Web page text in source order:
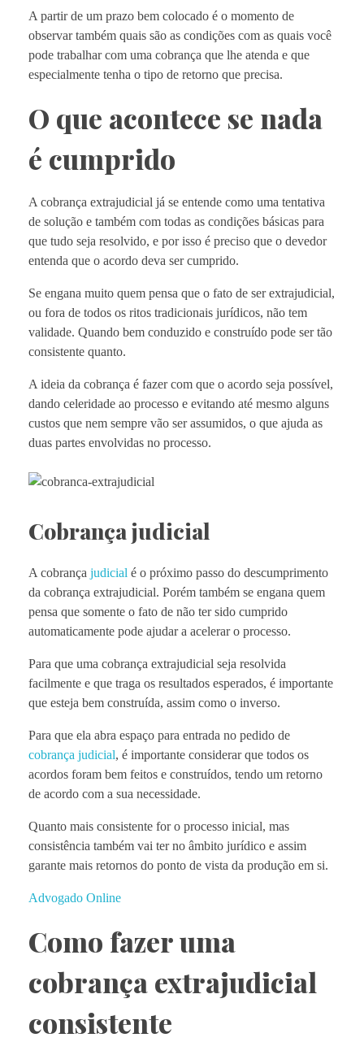
A partir de um prazo bem colocado é o momento de
observar também quais são as condições com as quais você
pode trabalhar com uma cobrança que lhe atenda e que
especialmente tenha o tipo de retorno que precisa.
O que acontece se nada
é cumprido
A cobrança extrajudicial já se entende como uma tentativa
de solução e também com todas as condições básicas para
que tudo seja resolvido, e por isso é preciso que o devedor
entenda que o acordo deva ser cumprido.
Se engana muito quem pensa que o fato de ser extrajudicial,
ou fora de todos os ritos tradicionais jurídicos, não tem
validade. Quando bem conduzido e construído pode ser tão
consistente quanto.
A ideia da cobrança é fazer com que o acordo seja possível,
dando celeridade ao processo e evitando até mesmo alguns
custos que nem sempre vão ser assumidos, o que ajuda as
duas partes envolvidas no processo.
Cobrança judicial
A cobrança judicial é o próximo passo do descumprimento
da cobrança extrajudicial. Porém também se engana quem
pensa que somente o fato de não ter sido cumprido
automaticamente pode ajudar a acelerar o processo.
Para que uma cobrança extrajudicial seja resolvida
facilmente e que traga os resultados esperados, é importante
que esteja bem construída, assim como o inverso.
Para que ela abra espaço para entrada no pedido de
cobrança judicial, é importante considerar que todos os
acordos foram bem feitos e construídos, tendo um retorno
de acordo com a sua necessidade.
Quanto mais consistente for o processo inicial, mas
consistência também vai ter no âmbito jurídico e assim
garante mais retornos do ponto de vista da produção em si.
Advogado Online
Como fazer uma
cobrança extrajudicial
consistente